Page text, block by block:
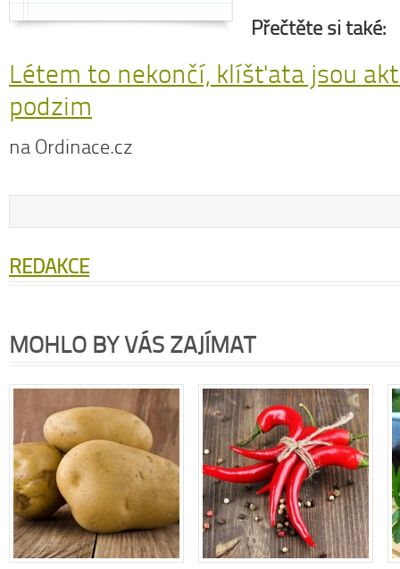
Přečtěte si také:
Létem to nekončí, klíšťata jsou
podzim
na Ordinace.cz
REDAKCE
MOHLO BY VÁS ZAJÍMAT